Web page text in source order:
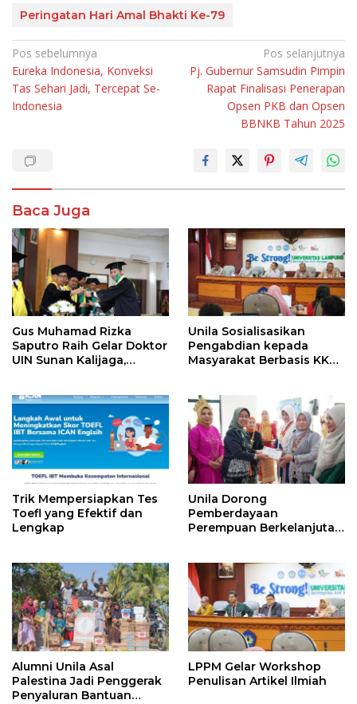
Peringatan Hari Amal Bhakti Ke-79
Navigasi
pos
Pos sebelumnya
Eureka Indonesia, Konveksi
Tas Sehari Jadi, Tercepat Se-
Indonesia
Pos selanjutnya
Pj. Gubernur Samsudin Pimpin
Rapat Finalisasi Penerapan
Opsen PKB dan Opsen
BBNKB Tahun 2025
Baca Juga
Gus Muhamad Rizka
Saputro Raih Gelar Doktor
UIN Sunan Kalijaga,
Agama Islam Berbasis
Budaya Pesantren
Unila Sosialisasikan
Pengabdian kepada
Masyarakat Berbasis KKN
Trik Mempersiapkan Tes
Toefl yang Efektif dan
Lengkap
Unila Dorong
Pemberdayaan
Perempuan Berkelanjutan
Alumni Unila Asal
Palestina Jadi Penggerak
Penyaluran Bantuan
LPPM Gelar Workshop
Penulisan Artikel Ilmiah